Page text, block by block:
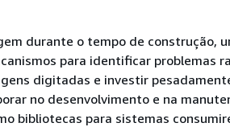
durante o tempo de construção,
para identificar problemas
digitadas e investir
no desenvolvimento e na
bibliotecas para sistemas